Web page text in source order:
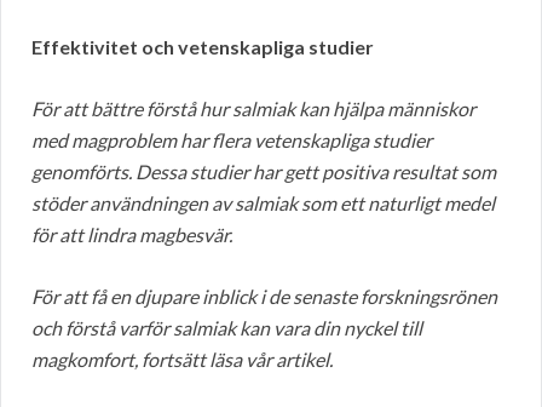
Effektivitet och vetenskapliga studier
För att bättre förstå hur salmiak kan hjälpa människor
med magproblem har flera vetenskapliga studier
genomförts. Dessa studier har gett positiva resultat som
stöder användningen av salmiak som ett naturligt medel
för att lindra magbesvär.
För att få en djupare inblick i de senaste forskningsrönen
och förstå varför salmiak kan vara din nyckel till
magkomfort, fortsätt läsa vår artikel.